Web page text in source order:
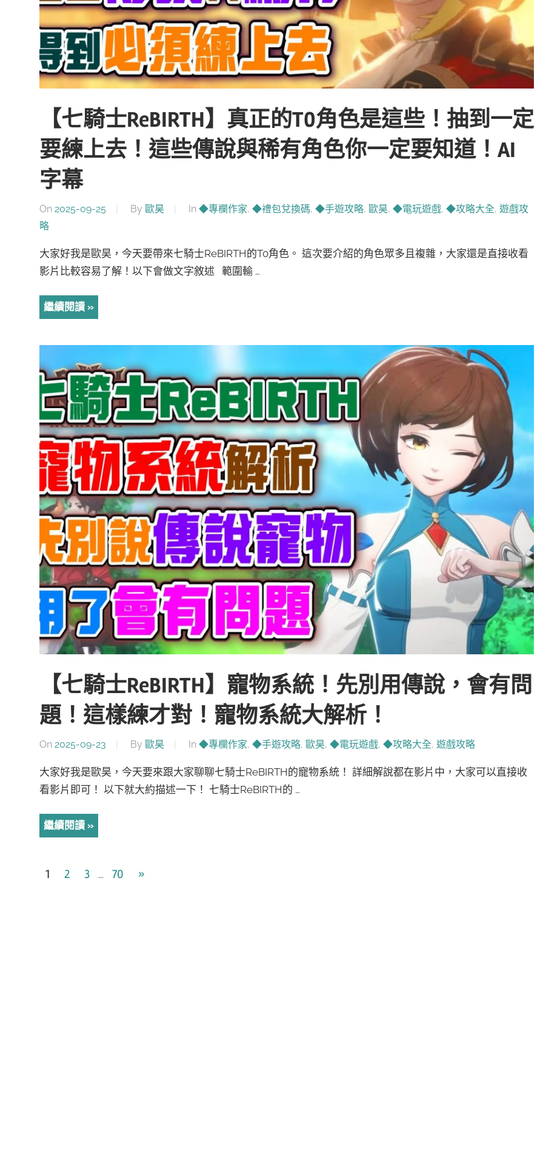
【七騎士ReBIRTH】真正的T0角色是這些！抽到一定
要練上去！這些傳說與稀有角色你一定要知道！AI
字幕
On 2025-09-25 By 歐昊 In ◆專欄作家, ◆禮包兌換碼, ◆手遊攻略, 歐昊, ◆電玩遊戲, ◆攻略大全, 遊戲攻
略
大家好我是歐昊，今天要帶來七騎士ReBIRTH的T0角色。 這次要介紹的角色眾多且複雜，大家還是直接收看
影片比較容易了解！以下會做文字敘述 範圍輸 …
繼續閱讀
【七騎士ReBIRTH】寵物系統！先別用傳說，會有問
題！這樣練才對！寵物系統大解析！
On 2025-09-23 By 歐昊 In ◆專欄作家, ◆手遊攻略, 歐昊, ◆電玩遊戲, ◆攻略大全, 遊戲攻略
大家好我是歐昊，今天要來跟大家聊聊七騎士ReBIRTH的寵物系統！ 詳細解說都在影片中，大家可以直接收
看影片即可！ 以下就大約描述一下！ 七騎士ReBIRTH的 …
繼續閱讀
文
1 2 3 ... 70
Next
»